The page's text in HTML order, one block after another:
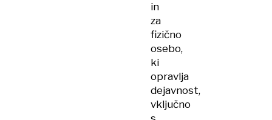
in
za
fizično
osebo,
ki
opravlja
dejavnost,
vključno